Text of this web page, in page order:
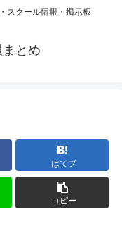
スクール情報・掲示板
とめ
はてブ
コピー